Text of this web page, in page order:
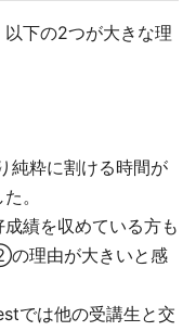
下の2つが大きな理
純粋に割ける時間が
。
績を収めている方も
理由が大きいと感
では他の受講生と交